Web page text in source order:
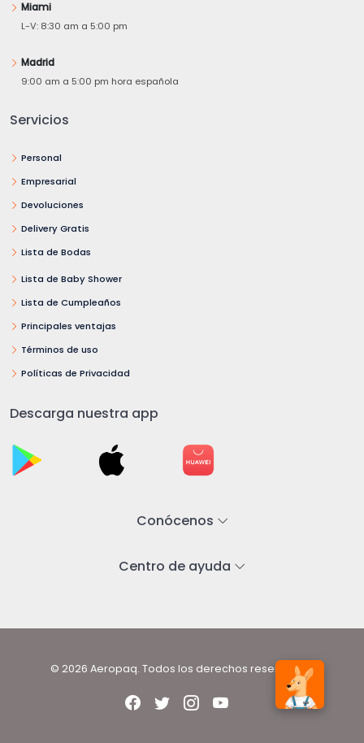
Miami
L-V: 8:30 am a 5:00 pm
Madrid
9:00 am a 5:00 pm hora española
Servicios
Personal
Empresarial
Devoluciones
Delivery Gratis
Lista de Bodas
Lista de Baby Shower
Lista de Cumpleaños
Principales ventajas
Términos de uso
Políticas de Privacidad
Descarga nuestra app
Conócenos
Centro de ayuda
© 2026 Aeropaq. Todos los derechos reservados.